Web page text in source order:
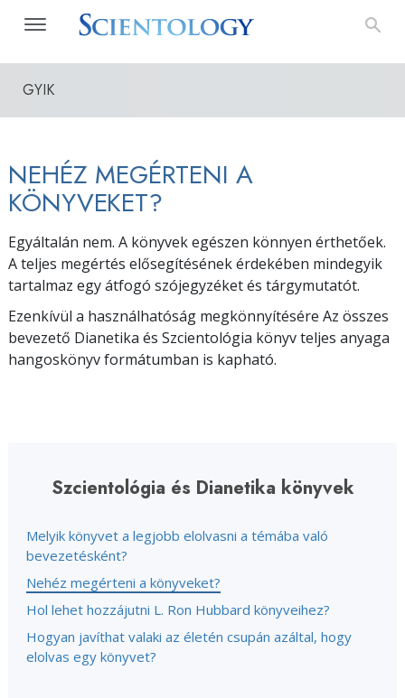
GYIK
NEHÉZ MEGÉRTENI A
KÖNYVEKET?
Egyáltalán nem. A könyvek egészen könnyen érthetőek.
A teljes megértés elősegítésének érdekében mindegyik
tartalmaz egy átfogó szójegyzéket és tárgymutatót.
Ezenkívül a használhatóság megkönnyítésére Az összes
bevezető Dianetika és Szcientológia könyv teljes anyaga
hangoskönyv formátumban is kapható.
Szcientológia és Dianetika könyvek
Melyik könyvet a legjobb elolvasni a témába való
bevezetésként?
Nehéz megérteni a könyveket?
Hol lehet hozzájutni L. Ron Hubbard könyveihez?
Hogyan javíthat valaki az életén csupán azáltal, hogy
elolvas egy könyvet?